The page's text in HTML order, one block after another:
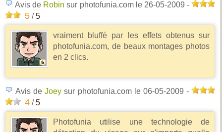
Avis de Robin sur photofunia.comle 26-05-2009 -
5 /5
vraiment bluffé par les effets obtenus sur
photofunia.com, de beaux montages photos
en 2 clics.
Avis deJoey sur photofunia.comle 06-05-2009 -
4 /5
Photofunia utilise une technologie de